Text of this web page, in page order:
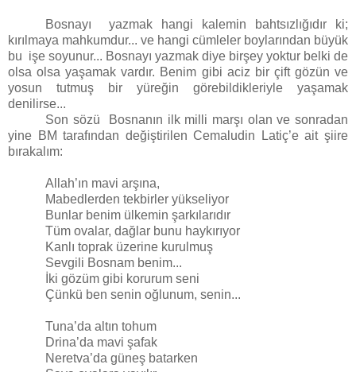
Bosnayı yazmak hangi kalemin bahtsızlığıdır ki;
kırılmaya mahkumdur... ve hangi cümleler boylarından büyük
bu işe soyunur... Bosnayı yazmak diye birşey yoktur belki de
olsa olsa yaşamak vardır. Benim gibi aciz bir çift gözün ve
yosun tutmuş bir yüreğin görebildikleriyle yaşamak
denilirse...
Son sözü Bosnanın ilk milli marşı olan ve sonradan
yine BM tarafından değiştirilen Cemaludin Latiç’e ait şiire
bırakalım:
Allah’ın mavi arşına,
Mabedlerden tekbirler yükseliyor
Bunlar benim ülkemin şarkılarıdır
Tüm ovalar, dağlar bunu haykırıyor
Kanlı toprak üzerine kurulmuş
Sevgili Bosnam benim...
İki gözüm gibi korurum seni
Çünkü ben senin oğlunum, senin...
Tuna’da altın tohum
Drina’da mavi şafak
Neretva’da güneş batarken